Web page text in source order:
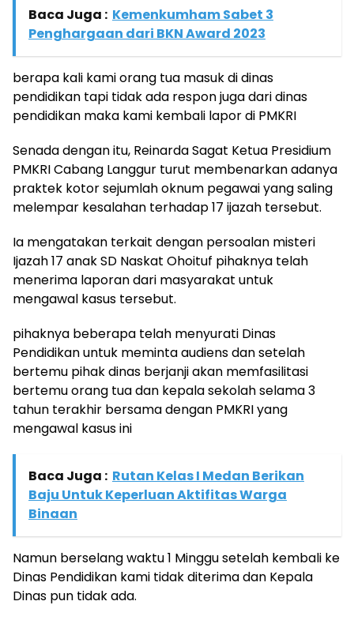
Baca Juga : Kemenkumham Sabet 3
Penghargaan dari BKN Award 2023
berapa kali kami orang tua masuk di dinas
pendidikan tapi tidak ada respon juga dari dinas
pendidikan maka kami kembali lapor di PMKRI
Senada dengan itu, Reinarda Sagat Ketua Presidium
PMKRI Cabang Langgur turut membenarkan adanya
praktek kotor sejumlah oknum pegawai yang saling
melempar kesalahan terhadap 17 ijazah tersebut.
Ia mengatakan terkait dengan persoalan misteri
Ijazah 17 anak SD Naskat Ohoituf pihaknya telah
menerima laporan dari masyarakat untuk
mengawal kasus tersebut.
pihaknya beberapa telah menyurati Dinas
Pendidikan untuk meminta audiens dan setelah
bertemu pihak dinas berjanji akan memfasilitasi
bertemu orang tua dan kepala sekolah selama 3
tahun terakhir bersama dengan PMKRI yang
mengawal kasus ini
Baca Juga : Rutan Kelas I Medan Berikan
Baju Untuk Keperluan Aktifitas Warga
Binaan
Namun berselang waktu 1 Minggu setelah kembali ke
Dinas Pendidikan kami tidak diterima dan Kepala
Dinas pun tidak ada.